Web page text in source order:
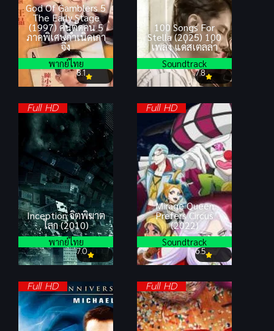
God Of Gamblers 5
The Early Stage
(1997) คนตัดคน 5
ภาคพิเศษกำเนิดเกา
จิ้ง
8.1
พากย์ไทย
100 Songs For
Stella (2025) 100
เพลง แด่สเตลล่า
7.8
Soundtrack
Full HD
Inception จิตพิฆาต
โลก (2010)
7.0
พากย์ไทย
Full HD
Mirage Queen
Prefers Circus
(2022)
6.5
Soundtrack
Full HD Full HD